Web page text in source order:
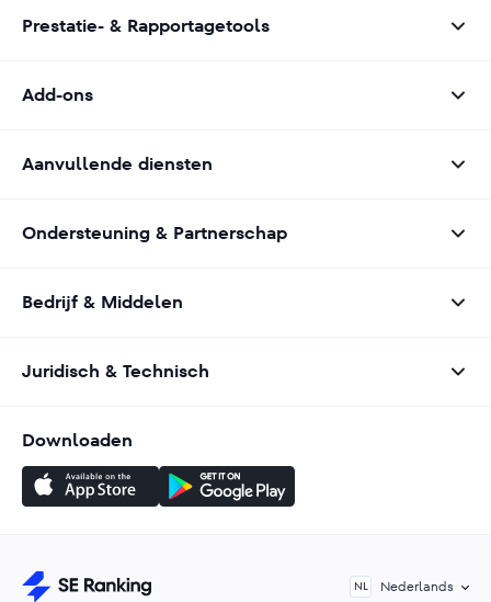
contact te leggen met de prospects die geïnteresseerd
zijn in jouw SEO-diensten.
Prestatie- & Rapportagetools
Add-ons
Aanvullende diensten
Ondersteuning & Partnerschap
Bedrijf & Middelen
Juridisch & Technisch
Downloaden
NL Nederlands